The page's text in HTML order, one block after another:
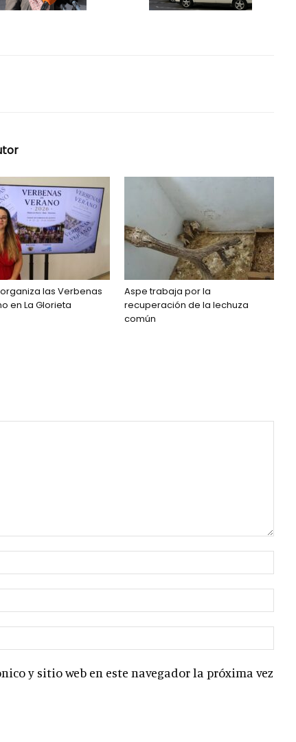
las Verbenas
en La Glorieta
Aspe trabaja por la
recuperación de la lechuza
común
y sitio web en este navegador la próxima vez